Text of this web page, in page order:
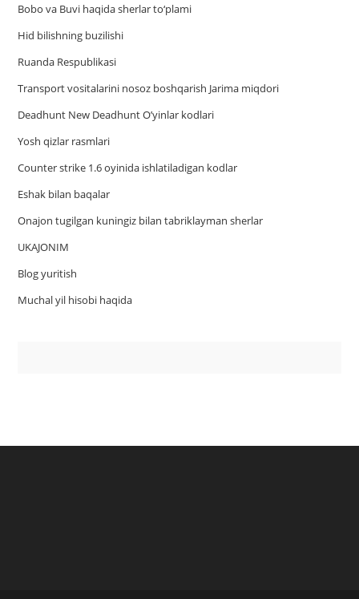
Bobo va Buvi haqida sherlar to‘plami
Hid bilishning buzilishi
Ruanda Respublikasi
Trаnsport vositаlаrini nosoz boshqаrish Jаrimа miqdori
Deadhunt New Deadhunt O’yinlar kodlari
Yosh qizlar rasmlari
Counter strike 1.6 oyinida ishlatiladigan kodlar
Eshak bilan baqalar
Onajon tugilgan kuningiz bilan tabriklayman sherlar
UKAJONIM
Blog yuritish
Muchal yil hisobi haqida